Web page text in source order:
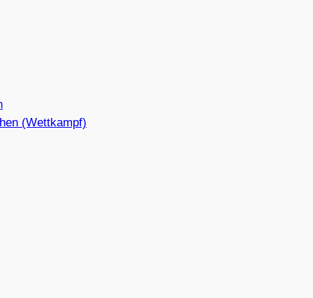
(Wettkampf)